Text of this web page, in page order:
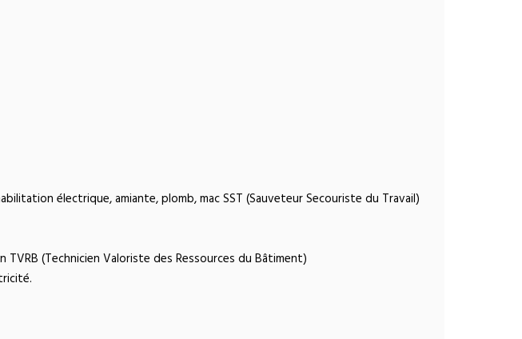
électrique, amiante, plomb, mac SST (Sauveteur Secouriste du Travail)
(Technicien Valoriste des Ressources du Bâtiment)